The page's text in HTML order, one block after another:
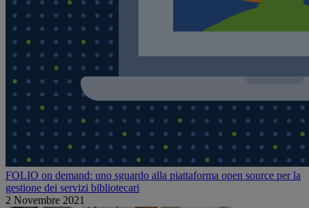
FOLIO on demand: uno sguardo alla piattaforma open source per la
gestione dei servizi bibliotecari
2 Novembre 2021